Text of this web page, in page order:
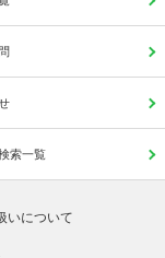
索一覧
いについて